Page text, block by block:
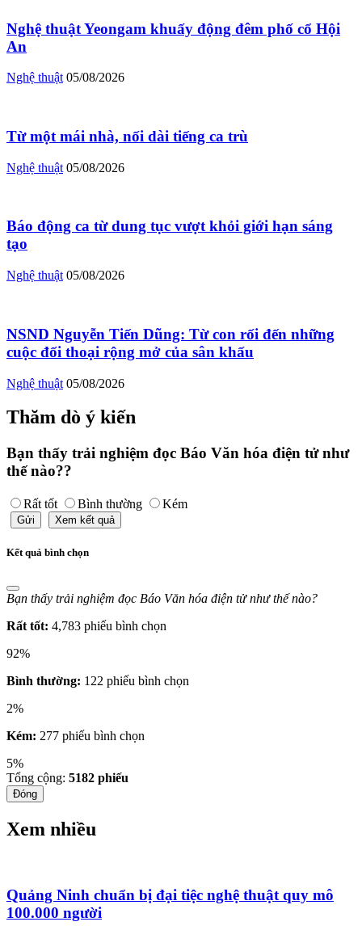
Nghệ thuật Yeongam khuấy động đêm phố cổ Hội
An
Nghệ thuật 05/08/2026
Từ một mái nhà, nối dài tiếng ca trù
Nghệ thuật 05/08/2026
Báo động ca từ dung tục vượt khỏi giới hạn sáng
tạo
Nghệ thuật 05/08/2026
NSND Nguyễn Tiến Dũng: Từ con rối đến những
cuộc đối thoại rộng mở của sân khấu
Nghệ thuật 05/08/2026
Thăm dò ý kiến
Bạn thấy trải nghiệm đọc Báo Văn hóa điện tử như
thế nào??
Rất tốt Bình thường Kém
Gửi Xem kết quả
Kết quả bình chọn
Bạn thấy trải nghiệm đọc Báo Văn hóa điện tử như thế nào?
Rất tốt: 4,783 phiếu bình chọn
92%
Bình thường: 122 phiếu bình chọn
2%
Kém: 277 phiếu bình chọn
5%
Tổng cộng: 5182 phiếu
Đóng
Xem nhiều
Quảng Ninh chuẩn bị đại tiệc nghệ thuật quy mô
100.000 người